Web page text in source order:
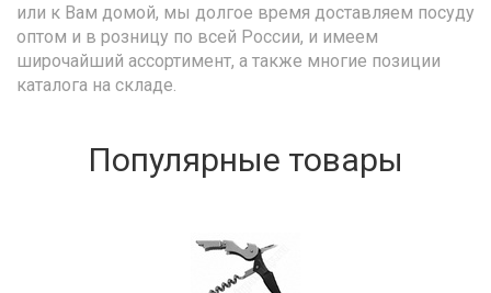
или к Вам домой, мы долгое время доставляем посуду
оптом и в розницу по всей России, и имеем
широчайший ассортимент, а также многие позиции
каталога на складе.
Популярные товары